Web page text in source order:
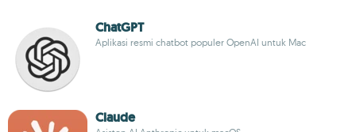
ChatGPT
Aplikasi resmi chatbot populer OpenAI untuk Mac
Claude